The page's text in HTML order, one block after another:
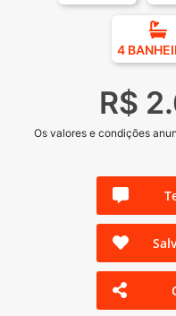
4
R$
Os valores e condições